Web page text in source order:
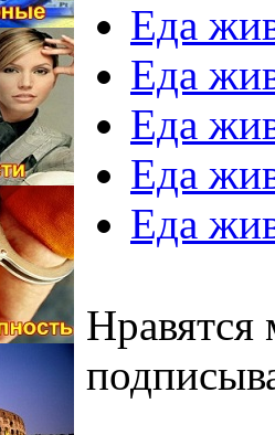
Еда
Еда
Еда
Еда
Еда